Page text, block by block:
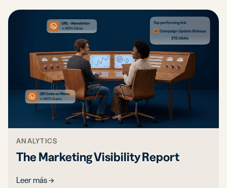
ANALYTICS
The Marketing Visibility Report
Leer más →